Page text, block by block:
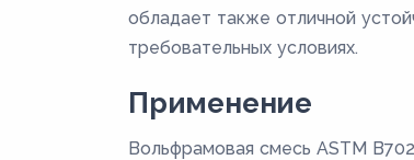
обладает также отличной
требовательных условиях.
Применение
Вольфрамовая смесь ASTM